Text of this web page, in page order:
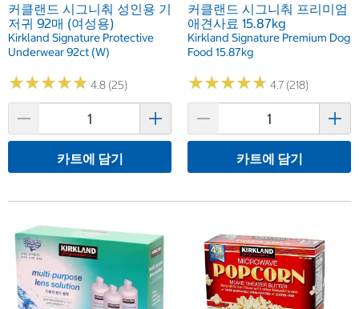
커클랜드 시그니춰 성인용 기
저귀 92매 (여성용)
Kirkland Signature Protective
Underwear 92ct (W)
★★★★★
★★★★★ 4.8 (25)
카트에 담기
커클랜드 시그니춰 프리미엄
애견사료 15.87kg
Kirkland Signature Premium Dog
Food 15.87kg
★★★★★
★★★★★ 4.7 (218)
카트에 담기